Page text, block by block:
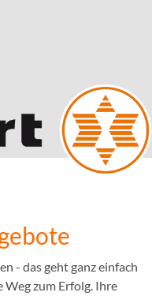
- das geht ganz einfach
Weg zum Erfolg. Ihre